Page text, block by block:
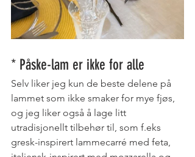
* Påske-lam er ikke for alle
Selv liker jeg kun de beste delene på
lammet som ikke smaker for mye fjøs,
og jeg liker også å lage litt
utradisjonellt tilbehør til, som f.eks
gresk-inspirert lammecarré med feta,